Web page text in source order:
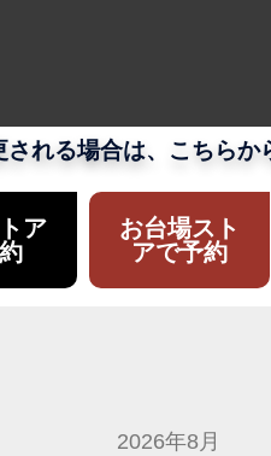
される場合は、こちらか
ア
お台場スト
アで予約
2026年8月